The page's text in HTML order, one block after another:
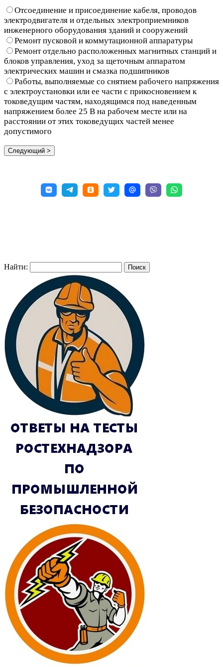
Отсоединение и присоединение кабеля, проводов
электродвигателя и отдельных электроприемников
инженерного оборудования зданий и сооружений
Ремонт пусковой и коммутационной аппаратуры
Ремонт отдельно расположенных магнитных станций и
блоков управления, уход за щеточным аппаратом
электрических машин и смазка подшипников
Работы, выполняемые со снятием рабочего напряжения
с электроустановки или ее части с прикосновением к
токоведущим частям, находящимся под наведенным
напряжением более 25 В на рабочем месте или на
расстоянии от этих токоведущих частей менее
допустимого
Найти: